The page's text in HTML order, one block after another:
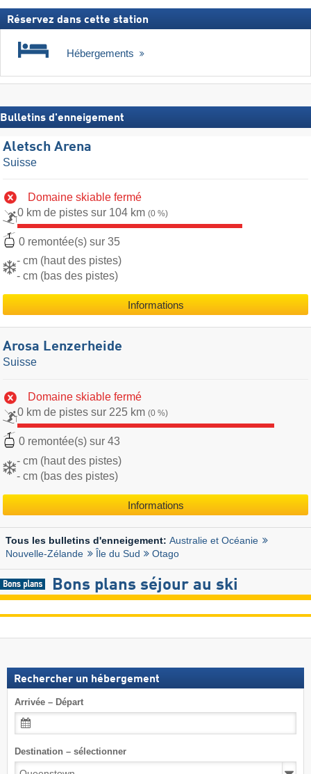
Réservez dans cette station
Hébergements
Bulletins d'enneigement
Aletsch Arena
Suisse
Domaine skiable fermé
0 km de pistes sur 104 km (0 %)
0 remontée(s) sur 35
- cm (haut des pistes)
- cm (bas des pistes)
Informations
Arosa Lenzerheide
Suisse
Domaine skiable fermé
0 km de pistes sur 225 km (0 %)
0 remontée(s) sur 43
- cm (haut des pistes)
- cm (bas des pistes)
Informations
Tous les bulletins d'enneigement: Australie et Océanie
Nouvelle-Zélande
Île du Sud Otago
Bons plans séjour au ski
Rechercher un hébergement
Arrivée – Départ
Destination – sélectionner